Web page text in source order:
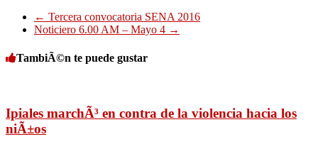
← Tercera convocatoria SENA 2016
Noticiero 6.00 AM – Mayo 4 →
TambiÃ©n te puede gustar
Ipiales marchÃ³ en contra de la violencia hacia los
niÃ±os